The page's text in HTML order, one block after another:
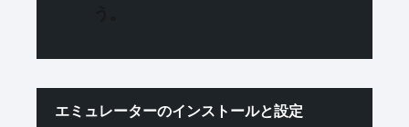
エミュレーターのインストールと設定